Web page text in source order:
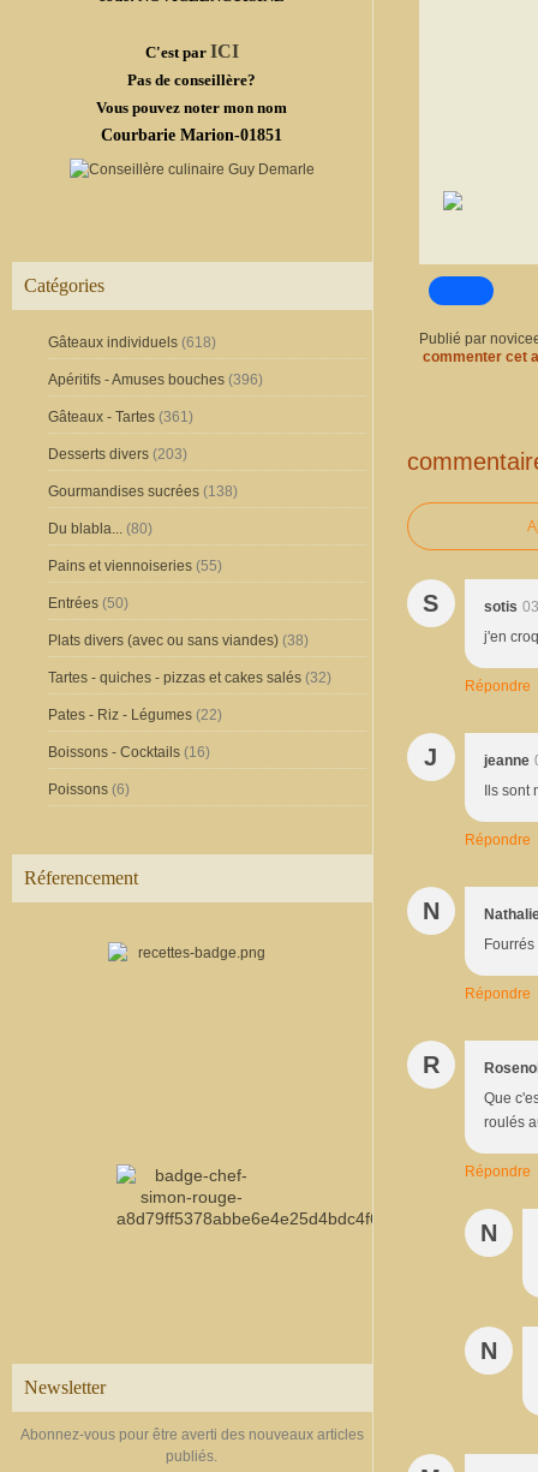
C'est par ICI
Pas de conseillère?
Vous pouvez noter mon nom
Courbarie Marion-01851
Catégories
Gâteaux individuels (618)
Apéritifs - Amuses bouches (396)
Gâteaux - Tartes (361)
Desserts divers (203)
Gourmandises sucrées (138)
Du blabla... (80)
Pains et viennoiseries (55)
Entrées (50)
Plats divers (avec ou sans viandes) (38)
Tartes - quiches - pizzas et cakes salés (32)
Pates - Riz - Légumes (22)
Boissons - Cocktails (16)
Poissons (6)
Réferencement
Newsletter
Abonnez-vous pour être averti des nouveaux articles
publiés.
Publié par
commenter cet
S sotis
j'en
Répondre
J jeanne
Ils sont
Répondre
N
Répondre
R
Que
roulés
Répondre
N
N